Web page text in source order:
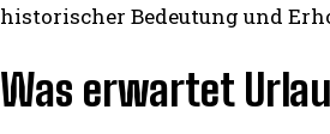
historischer Bedeutung und
Was erwartet